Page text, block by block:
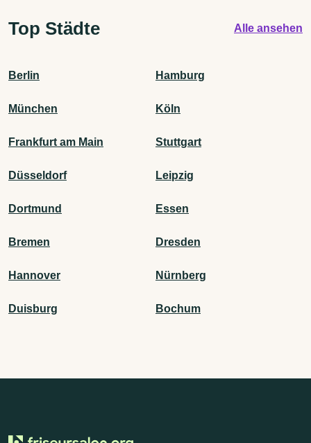
Top Städte Alle ansehen
Berlin Hamburg
München Köln
Frankfurt am Main Stuttgart
Düsseldorf Leipzig
Dortmund Essen
Bremen Dresden
Hannover Nürnberg
Duisburg Bochum